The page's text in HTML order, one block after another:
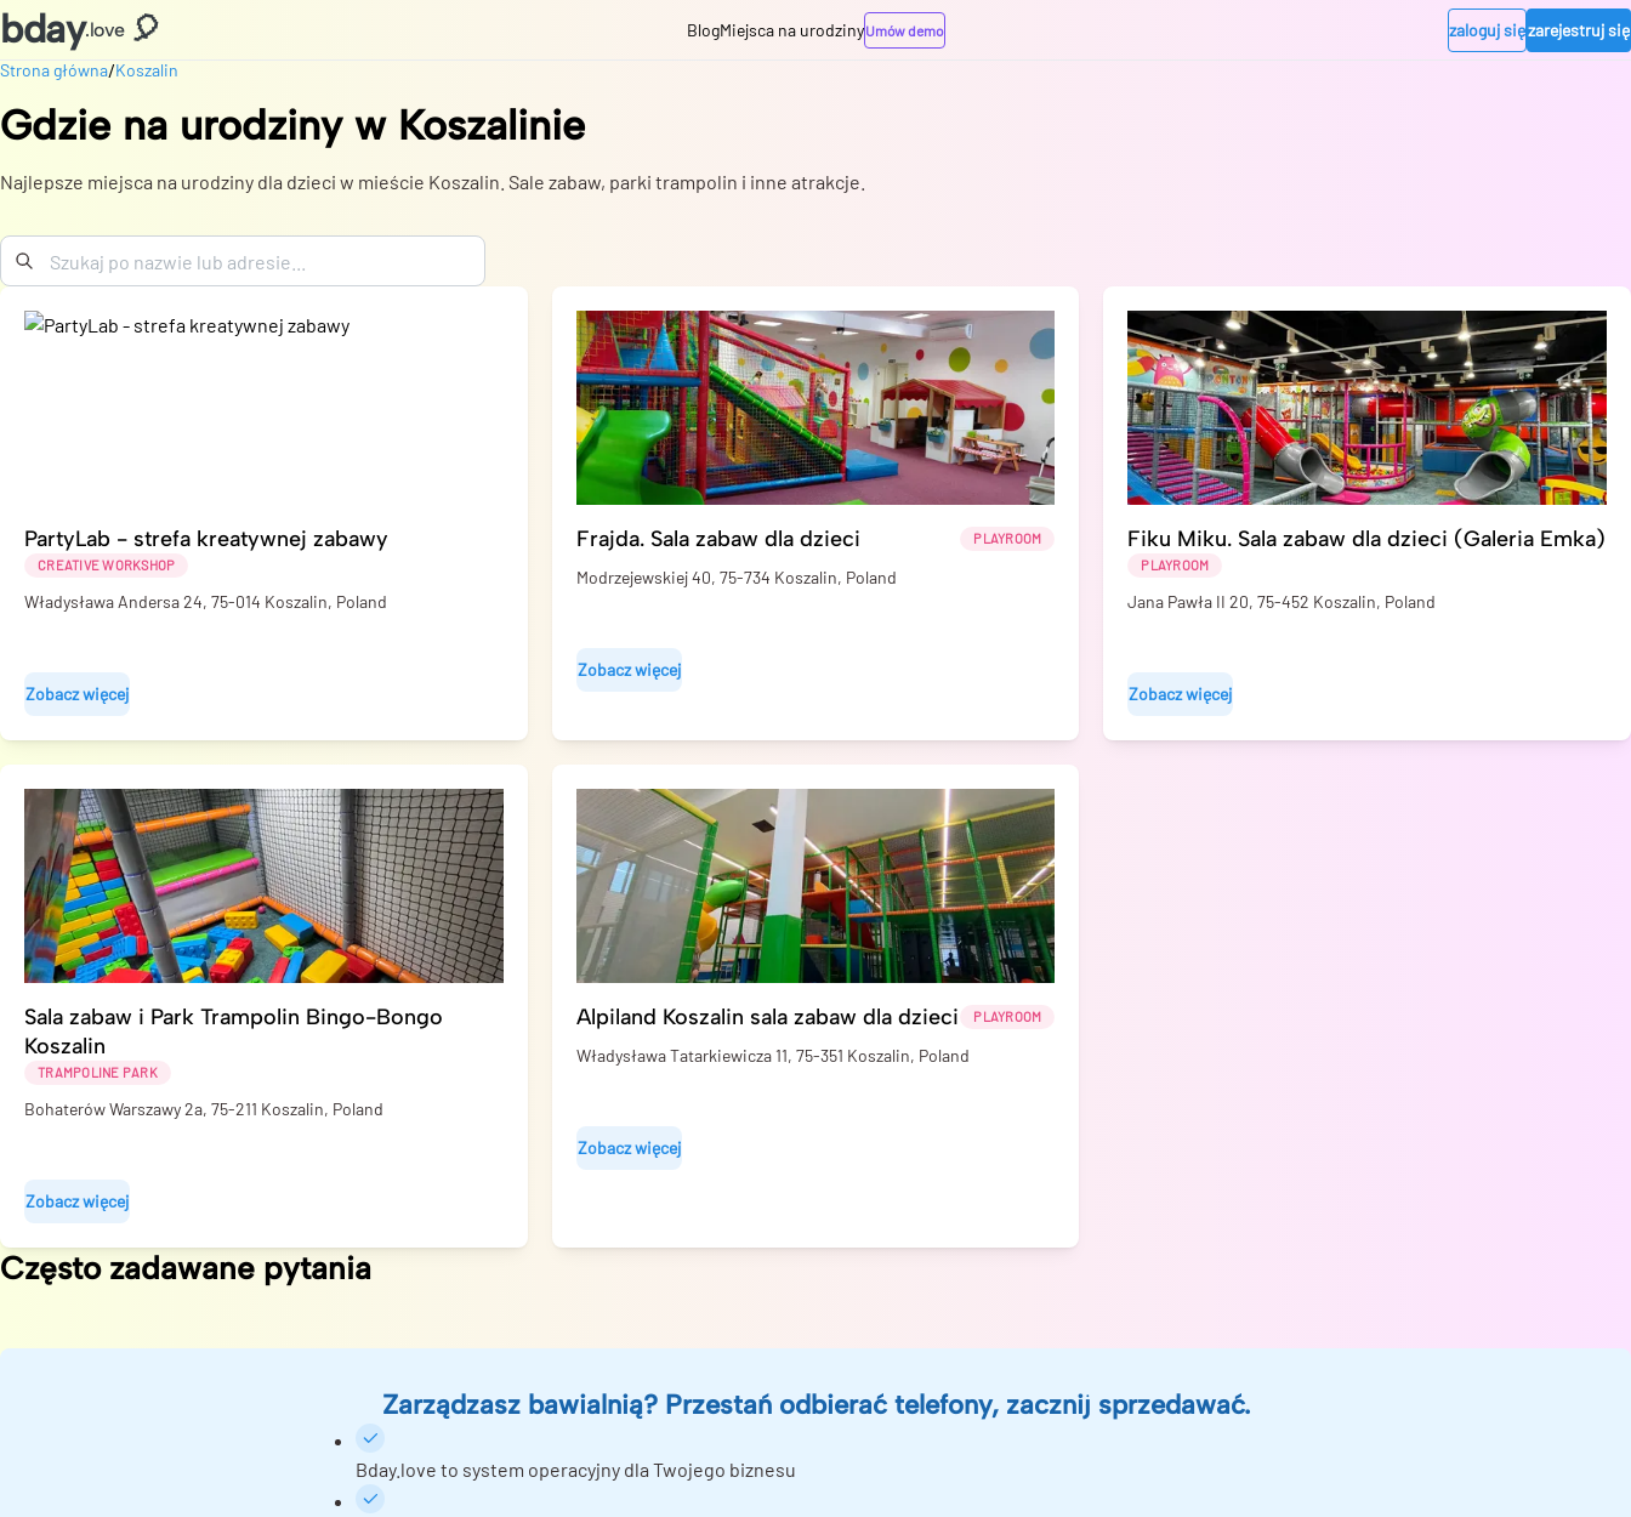
bday.love 🎈 BlogMiejsca na urodzinyUmów demo zaloguj sięzarejestruj się
Strona główna/Koszalin
Gdzie na urodziny w Koszalinie
Najlepsze miejsca na urodziny dla dzieci w mieście Koszalin. Sale zabaw, parki trampolin i inne atrakcje.
PartyLab - strefa kreatywnej zabawy
CREATIVE WORKSHOP
Władysława Andersa 24, 75-014 Koszalin, Poland
Zobacz więcej
Frajda. Sala zabaw dla dzieci PLAYROOM
Modrzejewskiej 40, 75-734 Koszalin, Poland
Zobacz więcej
Fiku Miku. Sala zabaw dla dzieci (Galeria Emka)
PLAYROOM
Jana Pawła II 20, 75-452 Koszalin, Poland
Zobacz więcej
Sala zabaw i Park Trampolin Bingo-Bongo
Koszalin
TRAMPOLINE PARK
Bohaterów Warszawy 2a, 75-211 Koszalin, Poland
Zobacz więcej
Alpiland Koszalin sala zabaw dla dzieci PLAYROOM
Władysława Tatarkiewicza 11, 75-351 Koszalin, Poland
Zobacz więcej
Często zadawane pytania
Zarządzasz bawialnią? Przestań odbierać telefony, zacznij sprzedawać.
Bday.love to system operacyjny dla Twojego biznesu